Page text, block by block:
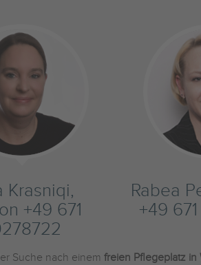
Krasniqi,
+49 671
Rabea
+49
Suche nach einem freien Pflegeplatz in